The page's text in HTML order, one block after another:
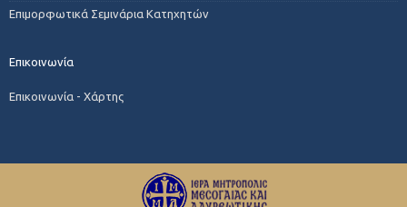
Επιμορφωτικά Σεμινάρια Κατηχητών
Επικοινωνία
Επικοινωνία - Χάρτης